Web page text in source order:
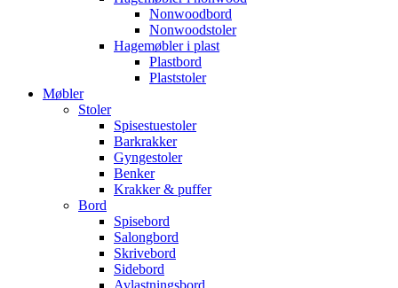
Nonwoodbord
Nonwoodstoler
Hagemøbler i plast
Plastbord
Plaststoler
Møbler
Stoler
Spisestuestoler
Barkrakker
Gyngestoler
Benker
Krakker & puffer
Bord
Spisebord
Salongbord
Skrivebord
Sidebord